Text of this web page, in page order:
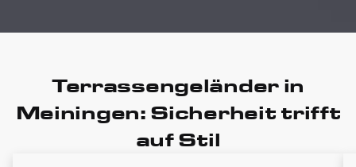
Terrassengeländer in
Meiningen: Sicherheit trifft
auf Stil